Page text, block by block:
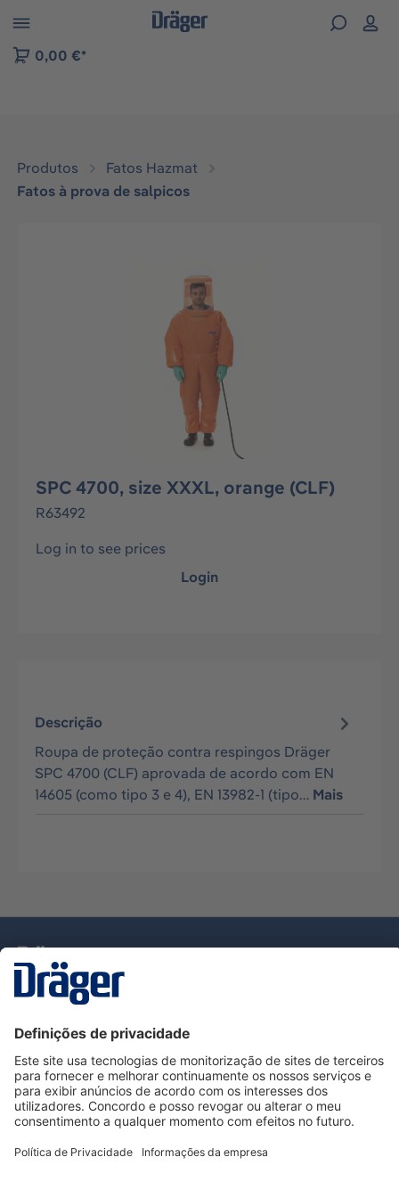
to B2B platform navigation
0,00 €*
Produtos
Fatos Hazmat
Fatos à prova de salpicos
SPC 4700, size XXXL, orange (CLF)
R63492
Log in to see prices
Login
Descrição
Roupa de proteção contra respingos Dräger
SPC 4700 (CLF) aprovada de acordo com EN
14605 (como tipo 3 e 4), EN 13982-1 (tipo… Mais
Serviço de Apoio ao Cliente Dräger
Utilização da loja
Informações